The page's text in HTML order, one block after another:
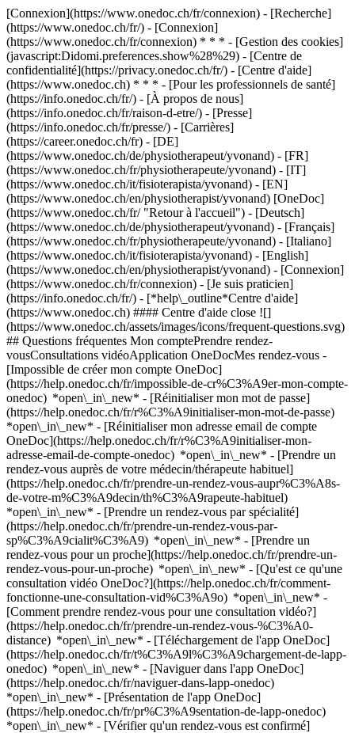
[Connexion](https://www.onedoc.ch/fr/connexion) - [Recherche]
(https://www.onedoc.ch/fr/) - [Connexion]
(https://www.onedoc.ch/fr/connexion) * * * - [Gestion des cookies]
(javascript:Didomi.preferences.show%28%29) - [Centre de
confidentialité](https://privacy.onedoc.ch/fr/) - [Centre d'aide]
(https://www.onedoc.ch) * * * - [Pour les professionnels de santé]
(https://info.onedoc.ch/fr/) - [À propos de nous]
(https://info.onedoc.ch/fr/raison-d-etre/) - [Presse]
(https://info.onedoc.ch/fr/presse/) - [Carrières]
(https://career.onedoc.ch/fr) - [DE]
(https://www.onedoc.ch/de/physiotherapeut/yvonand) - [FR]
(https://www.onedoc.ch/fr/physiotherapeute/yvonand) - [IT]
(https://www.onedoc.ch/it/fisioterapista/yvonand) - [EN]
(https://www.onedoc.ch/en/physiotherapist/yvonand) [OneDoc]
(https://www.onedoc.ch/fr/ "Retour à l'accueil") - [Deutsch]
(https://www.onedoc.ch/de/physiotherapeut/yvonand) - [Français]
(https://www.onedoc.ch/fr/physiotherapeute/yvonand) - [Italiano]
(https://www.onedoc.ch/it/fisioterapista/yvonand) - [English]
(https://www.onedoc.ch/en/physiotherapist/yvonand) - [Connexion]
(https://www.onedoc.ch/fr/connexion) - [Je suis praticien]
(https://info.onedoc.ch/fr/) - [*help\_outline*Centre d'aide]
(https://www.onedoc.ch) #### Centre d'aide close ![]
(https://www.onedoc.ch/assets/images/icons/frequent-questions.svg)
## Questions fréquentes Mon comptePrendre rendez-
vousConsultations vidéoApplication OneDocMes rendez-vous -
[Impossible de créer mon compte OneDoc]
(https://help.onedoc.ch/fr/impossible-de-cr%C3%A9er-mon-compte-
onedoc) *open\_in\_new* - [Réinitialiser mon mot de passe]
(https://help.onedoc.ch/fr/r%C3%A9initialiser-mon-mot-de-passe)
*open\_in\_new* - [Réinitialiser mon adresse email de compte
OneDoc](https://help.onedoc.ch/fr/r%C3%A9initialiser-mon-
adresse-email-de-compte-onedoc) *open\_in\_new* - [Prendre un
rendez-vous auprès de votre médecin/thérapeute habituel]
(https://help.onedoc.ch/fr/prendre-un-rendez-vous-aupr%C3%A8s-
de-votre-m%C3%A9decin/th%C3%A9rapeute-habituel)
*open\_in\_new* - [Prendre un rendez-vous par spécialité]
(https://help.onedoc.ch/fr/prendre-un-rendez-vous-par-
sp%C3%A9cialit%C3%A9) *open\_in\_new* - [Prendre un
rendez-vous pour un proche](https://help.onedoc.ch/fr/prendre-un-
rendez-vous-pour-un-proche) *open\_in\_new* - [Qu'est ce qu'une
consultation vidéo OneDoc?](https://help.onedoc.ch/fr/comment-
fonctionne-une-consultation-vid%C3%A9o) *open\_in\_new* -
[Comment prendre rendez-vous pour une consultation vidéo?]
(https://help.onedoc.ch/fr/prendre-un-rendez-vous-%C3%A0-
distance) *open\_in\_new* - [Téléchargement de l'app OneDoc]
(https://help.onedoc.ch/fr/t%C3%A9l%C3%A9chargement-de-lapp-
onedoc) *open\_in\_new* - [Naviguer dans l'app OneDoc]
(https://help.onedoc.ch/fr/naviguer-dans-lapp-onedoc)
*open\_in\_new* - [Présentation de l'app OneDoc]
(https://help.onedoc.ch/fr/pr%C3%A9sentation-de-lapp-onedoc)
*open\_in\_new* - [Vérifier qu'un rendez-vous est confirmé](https://help.onedoc.ch/fr/v%C3%A9rifier-quun-rendez-vous-est-confirm%C3%A9) *open\_in\_new* - [Annuler un rendez-vous pris en ligne sur OneDoc](https://help.onedoc.ch/fr/annuler-un-rendez-vous-pris-en-ligne-sur-onedoc) *open\_in\_new* - [Je ne reçois pas de confirmation de rendez-vous](https://help.onedoc.ch/fr/je-ne-re%C3%A7ois-pas-de-confirmation-de-rendez-vous) *open\_in\_new* [Voir tous nos articles *open\_in\_new*](https://help.onedoc.ch/fr/) close ## Modifier votre recherche ![Maison avec un signe plus annonçant qu’une consultation peut être effectuée sur place](https://www.onedoc.ch/assets/images/icons/on-site.svg) Sur place ![Caméra avec un symbole lecture annonçant qu’une consultation peut être effectuée à distance en vidéo](https://www.onedoc.ch/assets/images/icons/remote.svg) À distance Rechercher #### Spécialités #### Praticiens #### Établissements edit Physiothérapeute à Yvonand tune Filtrer par Nouveaux patients*keyboard\_arrow\_down* - Acceptés*check\_circle* Langue parlée*keyboard\_arrow\_down* - Allemand*check\_circle* - Anglais*check\_circle* - Arabe*check\_circle* - Bulgare*check\_circle* - Espagnol*check\_circle* - Français*check\_circle* - Hongrois*check\_circle* - Italien*check\_circle* - Macédonien*check\_circle* - Néerlandais*check\_circle* - Portugais*check\_circle* - Roumain*check\_circle* - Turc*check\_circle* Sexe*keyboard\_arrow\_down* - Femme*check\_circle* - Homme*check\_circle* Réseau*keyboard\_arrow\_down* - ASCA*check\_circle* - RME*check\_circle* - Medbase*check\_circle* Disponibilité*keyboard\_arrow\_down* - Disponible aujourdhui*check\_circle* - Dans les 3 prochains jours*check\_circle* - Dans les 7 prochains jours*check\_circle* - Dans les 14 prochains jours*check\_circle* # Physiothérapeute à Yvonand: prenez rendez-vous en ligne aujourd'hui ## 2 résultats à Yvonand [![Mme Sabrina Von Buren, physiothérapeute à Yvonand](https://assets.onedoc.ch/images/users/c30f02846e2aa39db02d0a24a2c50883ad1b920a8a904e209ab30899e91cf074-small.jpg "Mme Sabrina Von Buren, physiothérapeute à Yvonand")](https://www.onedoc.ch/fr/physiotherapeute/yvonand/plsw/sabrina-von-buren) ### [Mme Sabrina Von Buren](https://www.onedoc.ch/fr/physiotherapeute/yvonand/plsw/sabrina-von-buren) ![Badge indiquant un profil vérifié](https://www.onedoc.ch/assets/images/icons/checkmark.svg) Physiothérapeute [Cabinet de Mme Sabrina Von Büren](https://www.onedoc.ch/fr/cabinet-de-physiotherapie/yvonand/efgf/cabinet-de-mme-sabrina-von-buren) Rue Docteur Gallandat 8 1462 Yvonand ![Icône patient avec un signe moins annonçant que le professionnel n’accepte pas de nouveaux patients](https://www.onedoc.ch/assets/images/icons/no-new-patients.svg)N'accepte pas de nouveaux patients [Réserver un RDV](https://www.onedoc.ch/fr/physiotherapeute/yvonand/plsw/sabrina-von-buren) Expertises:[Dry Needling](https://www.onedoc.ch/fr/dry-needling/yvonand), [Récupération physiothérapeutique du sportif](https://www.onedoc.ch/fr/recuperation-physiotherapeutique-du-sportif/yvonand)Voir plus *chevron\_left* lun. 03 août *chevron\_right* Voir plus de rendez-vous *error\_outline* Une erreur s'est produite lors du chargement des disponibilités [Réessayer](https://www.onedoc.ch) Expertises:[Dry Needling](https://www.onedoc.ch/fr/dry-needling/yvonand), [Récupération physiothérapeutique du sportif](https://www.onedoc.ch/fr/recuperation-physiotherapeutique-du-sportif/yvonand)Voir plus [![M. Krystian Sobkowiak, physiothérapeute à Yvonand](https://assets.onedoc.ch/images/users/9d18fe4dc884acca47aa50905eaa40664f3017a3a9aa73596e47a4bb00c43229-small.jpg "M. Krystian Sobkowiak, physiothérapeute à Yvonand")](https://www.onedoc.ch/fr/physiotherapeute/yvonand/pcsgx/krystian-sobkowiak) ### [M. Krystian Sobkowiak](https://www.onedoc.ch/fr/physiotherapeute/yvonand/pcsgx/krystian-sobkowiak) ![Badge indiquant un profil vérifié](https://www.onedoc.ch/assets/images/icons/checkmark.svg) Physiothérapeute [Cabinet de Mme Sabrina Von Büren](https://www.onedoc.ch/fr/cabinet-de-physiotherapie/yvonand/efgf/cabinet-de-mme-sabrina-von-buren) Rue Docteur Gallandat 8 1462 Yvonand ![Icône patient avec un signe plus annonçant que le professionnel accepte de nouveaux patients](https://www.onedoc.ch/assets/images/icons/new-patients.svg)Accepte les nouveaux patients [Réserver un RDV](https://www.onedoc.ch/fr/physiotherapeute/yvonand/pcsgx/krystian-sobkowiak) Expertises:[Physiothérapie neurologique](https://www.onedoc.ch/fr/physiotherapie-neurologique/yvonand), [Bilan postural](https://www.onedoc.ch/fr/bilan-postural/yvonand), [Cervicalgie](https://www.onedoc.ch/fr/cervicalgie/yvonand)Voir plus *chevron\_left* lun. 03 août *chevron\_right* Voir plus de rendez-vous *error\_outline* Une erreur s'est produite lors du chargement des disponibilités [Réessayer](https://www.onedoc.ch) Expertises:[Physiothérapie neurologique](https://www.onedoc.ch/fr/physiotherapie-neurologique/yvonand), [Bilan postural](https://www.onedoc.ch/fr/bilan-postural/yvonand), [Cervicalgie](https://www.onedoc.ch/fr/cervicalgie/yvonand)Voir plus ## __Physiothérapeutes__: d'autres spécialistes sont réservables en ligne dans les environs de __Yvonand__ [![M. Nathan Blondin, physiothérapeute à Yverdon-les-Bains](https://assets.onedoc.ch/images/users/057af4808bbc0a713ac7b54da01279cd110868d1ebddff732bc71908c6026e4f-small.jpg "M. Nathan Blondin, physiothérapeute à Yverdon-les-Bains")](https://www.onedoc.ch/fr/physiotherapeute/yverdon-les-bains/pc0dc/nathan-blondin) ### [M. Nathan Blondin](https://www.onedoc.ch/fr/physiotherapeute/yverdon-les-bains/pc0dc/nathan-blondin) ![Badge indiquant un profil vérifié](https://www.onedoc.ch/assets/images/icons/checkmark.svg) [Physiothérapeute](https://www.onedoc.ch/fr/physiotherapeute/yverdon-les-bains) Physiothérapie des Bains d’Yverdon Avenue des Bains 22 1400 Yverdon-les-Bains ![Icône patient avec un signe plus annonçant que le professionnel accepte de nouveaux patients](https://www.onedoc.ch/assets/images/icons/new-patients.svg)Accepte les nouveaux patients [Réserver un RDV](https://www.onedoc.ch/fr/physiotherapeute/yverdon-les-bains/pc0dc/nathan-blondin) Expertises:[Déchirure du ménisque | Rupture du ménisque | Lésion du ménisque](https://www.onedoc.ch/fr/dechirure-du-menisque-rupture-du-menisque-lesion-du-menisque/yverdon-les-bains), [Récupération physiothérapeutique du sportif](https://www.onedoc.ch/fr/recuperation-physiotherapeutique-du-sportif/yverdon-les-bains), [Rupture du ligament croisé antérieur (LCA) | Déchirure du ligament croisé antérieur (LCA)](https://www.onedoc.ch/fr/rupture-du-ligament-croise-anterieur-lca-dechirure-du-ligament-croise-anterieur-lca/yverdon-les-bains), [Suivi du sportif](https://www.onedoc.ch/fr/suivi-du-sportif/yverdon-les-bains), [Trigger point thérapie](https://www.onedoc.ch/fr/trigger-point-therapie/yverdon-les-bains)Voir plus *chevron\_left* lun. 03 août *chevron\_right* Voir plus de rendez-vous *error\_outline* Une erreur s'est produite lors du chargement des disponibilités [Réessayer](https://www.onedoc.ch) Expertises:[Déchirure du ménisque | Rupture du ménisque | Lésion du ménisque](https://www.onedoc.ch/fr/dechirure-du-menisque-rupture-du-menisque-lesion-du-menisque/yverdon-les-bains), [Récupération physiothérapeutique du sportif](https://www.onedoc.ch/fr/recuperation-physiotherapeutique-du-sportif/yverdon-les-bains), [Rupture du ligament croisé antérieur (LCA) | Déchirure du ligament croisé antérieur (LCA)](https://www.onedoc.ch/fr/rupture-du-ligament-croise-anterieur-lca-dechirure-du-ligament-croise-anterieur-lca/yverdon-les-bains), [Suivi du sportif](https://www.onedoc.ch/fr/suivi-du-sportif/yverdon-les-bains), [Trigger point thérapie](https://www.onedoc.ch/fr/trigger-point-therapie/yverdon-les-bains)Voir plus [![Mme Carla Sabbatini, physiothérapeute à Yverdon-les-Bains](https://assets.onedoc.ch/images/users/1f6aa0cfdc219a2c69b4c23c11c9a541d65154f249cac5d7ecbe9caab2c805f2-small.jpg "Mme Carla Sabbatini, physiothérapeute à Yverdon-les-Bains")](https://www.onedoc.ch/fr/physiotherapeute/yverdon-les-bains/pc0i6/carla-sabbatini) ### [Mme Carla Sabbatini](https://www.onedoc.ch/fr/physiotherapeute/yverdon-les-bains/pc0i6/carla-sabbatini) [Physiothérapeute](https://www.onedoc.ch/fr/physiotherapeute/yverdon-les-bains) [Physiothérapie Carla Sabbatini](https://www.onedoc.ch/fr/cabinet-de-physiotherapie/yverdon-les-bains/ebd4d/physiotherapie-carla-sabbatini) Rue du Lac 7 1400 Yverdon-les-Bains ![Icône patient avec un signe plus annonçant que le professionnel accepte de nouveaux patients](https://www.onedoc.ch/assets/images/icons/new-patients.svg)Accepte les nouveaux patients [Réserver un RDV](https://www.onedoc.ch/fr/physiotherapeute/yverdon-les-bains/pc0i6/carla-sabbatini) Expertises:[Physiothérapie à domicile](https://www.onedoc.ch/fr/physiotherapie-a-domicile/yverdon-les-bains), [Entraînement de l'équilibre](https://www.onedoc.ch/fr/entrainement-de-l-equilibre/yverdon-les-bains), [Rééducation du périnée | Rééducation post-partum | réhabilitation génito-urinaire](https://www.onedoc.ch/fr/reeducation-du-perinee-reeducation-post-partum-rehabilitation-genito-urinaire/yverdon-les-bains), [Troubles de l’articulation temporo mandibulaire (ATM) | troubles de la mastication](https://www.onedoc.ch/fr/troubles-de-l-articulation-temporo-mandibulaire-atm-troubles-de-la-mastication/yverdon-les-bains), [Bilan postural](https://www.onedoc.ch/fr/bilan-postural/yverdon-les-bains)Voir plus Expertises:[Physiothérapie à domicile](https://www.onedoc.ch/fr/physiotherapie-a-domicile/yverdon-les-bains), [Entraînement de l'équilibre](https://www.onedoc.ch/fr/entrainement-de-l-equilibre/yverdon-les-bains), [Rééducation du périnée | Rééducation post-partum | réhabilitation génito-urinaire](https://www.onedoc.ch/fr/reeducation-du-perinee-reeducation-post-partum-rehabilitation-genito-urinaire/yverdon-les-bains), [Troubles de l’ar